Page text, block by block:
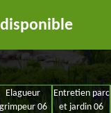
Elagueur
grimpeur 06
Entretien parc
et jardin 06